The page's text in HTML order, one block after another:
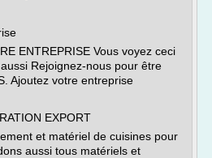
ENTREPRISE Vous voyez ceci
Rejoignez-nous pour être
Ajoutez votre entreprise
EXPORT
et matériel de cuisines pour
aussi tous matériels et